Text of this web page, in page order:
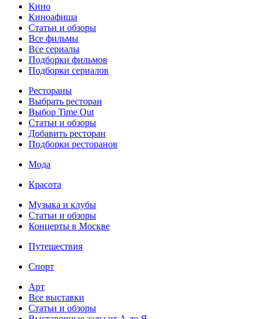
Кино
Киноафиша
Статьи и обзоры
Все фильмы
Все сериалы
Подборки фильмов
Подборки сериалов
Рестораны
Выбрать ресторан
Выбор Time Out
Статьи и обзоры
Добавить ресторан
Подборки ресторанов
Мода
Красота
Музыка и клубы
Статьи и обзоры
Концерты в Москве
Путешествия
Спорт
Арт
Все выставки
Статьи и обзоры